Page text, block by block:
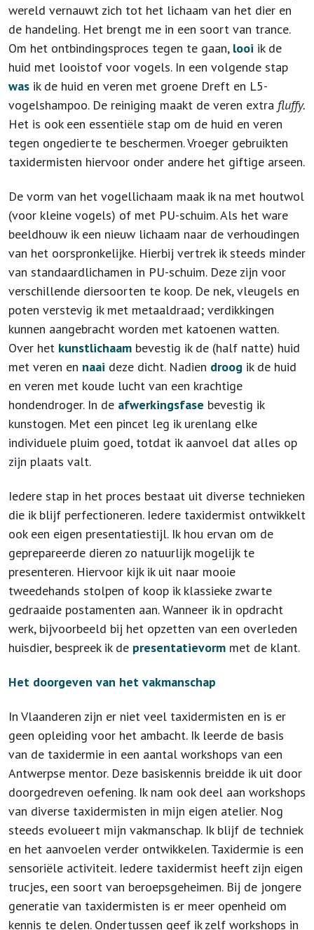
wereld vernauwt zich tot het lichaam van het dier en
de handeling. Het brengt me in een soort van trance.
Om het ontbindingsproces tegen te gaan, looi ik de
huid met looistof voor vogels. In een volgende stap
was ik de huid en veren met groene Dreft en L5-
vogelshampoo. De reiniging maakt de veren extra fluffy.
Het is ook een essentiële stap om de huid en veren
tegen ongedierte te beschermen. Vroeger gebruikten
taxidermisten hiervoor onder andere het giftige arseen.
De vorm van het vogellichaam maak ik na met houtwol
(voor kleine vogels) of met PU-schuim. Als het ware
beeldhouw ik een nieuw lichaam naar de verhoudingen
van het oorspronkelijke. Hierbij vertrek ik steeds minder
van standaardlichamen in PU-schuim. Deze zijn voor
verschillende diersoorten te koop. De nek, vleugels en
poten verstevig ik met metaaldraad; verdikkingen
kunnen aangebracht worden met katoenen watten.
Over het kunstlichaam bevestig ik de (half natte) huid
met veren en naai deze dicht. Nadien droog ik de huid
en veren met koude lucht van een krachtige
hondendroger. In de afwerkingsfase bevestig ik
kunstogen. Met een pincet leg ik urenlang elke
individuele pluim goed, totdat ik aanvoel dat alles op
zijn plaats valt.
Iedere stap in het proces bestaat uit diverse technieken
die ik blijf perfectioneren. Iedere taxidermist ontwikkelt
ook een eigen presentatiestijl. Ik hou ervan om de
geprepareerde dieren zo natuurlijk mogelijk te
presenteren. Hiervoor kijk ik uit naar mooie
tweedehands stolpen of koop ik klassieke zwarte
gedraaide postamenten aan. Wanneer ik in opdracht
werk, bijvoorbeeld bij het opzetten van een overleden
huisdier, bespreek ik de presentatievorm met de klant.
Het doorgeven van het vakmanschap
In Vlaanderen zijn er niet veel taxidermisten en is er
geen opleiding voor het ambacht. Ik leerde de basis
van de taxidermie in een aantal workshops van een
Antwerpse mentor. Deze basiskennis breidde ik uit door
doorgedreven oefening. Ik nam ook deel aan workshops
van diverse taxidermisten in mijn eigen atelier. Nog
steeds evolueert mijn vakmanschap. Ik blijf de techniek
en het aanvoelen verder ontwikkelen. Taxidermie is een
sensoriële activiteit. Iedere taxidermist heeft zijn eigen
trucjes, een soort van beroepsgeheimen. Bij de jongere
generatie van taxidermisten is er meer openheid om
kennis te delen. Ondertussen geef ik zelf workshops in